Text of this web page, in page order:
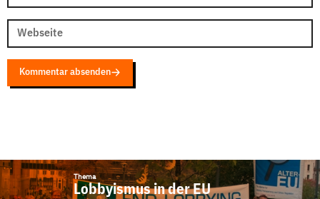
Webseite
Kommentar absenden
Thema
Lobbyismus in der EU